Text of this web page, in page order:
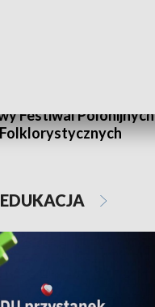
Festiwal Polonijnych